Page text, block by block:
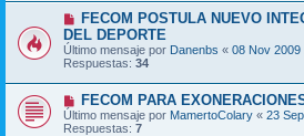
FECOM POSTULA NUEVO
DEL DEPORTE
Último mensaje por Danenbs « 08 Nov 2009
Respuestas: 34
FECOM PARA
Último mensaje por MamertoColary « 23
Respuestas: 7